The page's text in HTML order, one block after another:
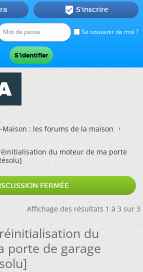
Se souvenir de moi ?
 S'inscrire
Maison : les forums de la maison
du moteur de ma porte
FERMÉE
Affichage des résultats 1 à 3 sur 3
du
porte de garage